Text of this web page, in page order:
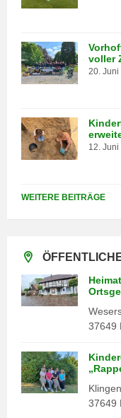
voller
20. Juni
12. Juni
WEITERE BEITRÄGE
37649
37649